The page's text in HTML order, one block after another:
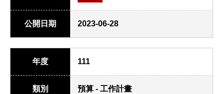
公開日期 2023-06-28
年度 111
類別 預算 - 工作計畫